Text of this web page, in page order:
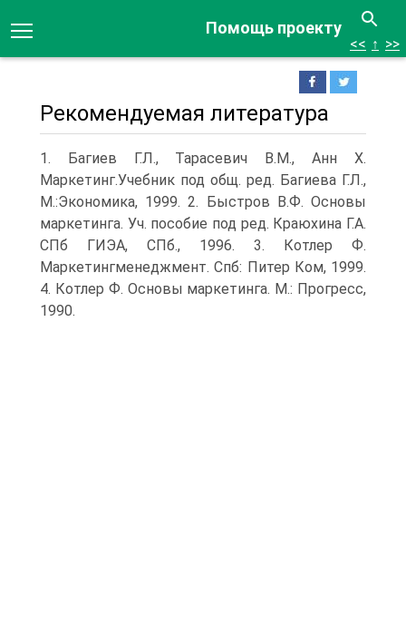
Помощь проекту
<< ↑ >>
Рекомендуемая литература
1. Багиев Г.Л., Тарасевич В.М., Анн Х.
Маркетинг.Учебник под общ. ред. Багиева Г.Л.,
М.:Экономика, 1999. 2. Быстров В.Ф. Основы
маркетинга. Уч. пособие под ред. Краюхина Г.А.
СПб ГИЭА, СПб., 1996. 3. Котлер Ф.
Маркетингменеджмент. Спб: Питер Ком, 1999.
4. Котлер Ф. Основы маркетинга. М.: Прогресс,
1990.